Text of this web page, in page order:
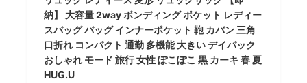
納】 大容量 2way ボンディング ポケット レディー
スバッグ バッグ インナーポケット 鞄 カバン 三角
口折れ コンパクト 通勤 多機能 大きい デイパック
おしゃれ モード 旅行 女性 ぽこぽこ 黒 カーキ 春 夏
HUG.U